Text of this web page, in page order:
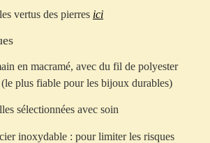
vertus des pierres ici
en macramé, avec du fil de polyester
(le plus fiable pour les bijoux durables)
sélectionnées avec soin
inoxydable : pour limiter les risques